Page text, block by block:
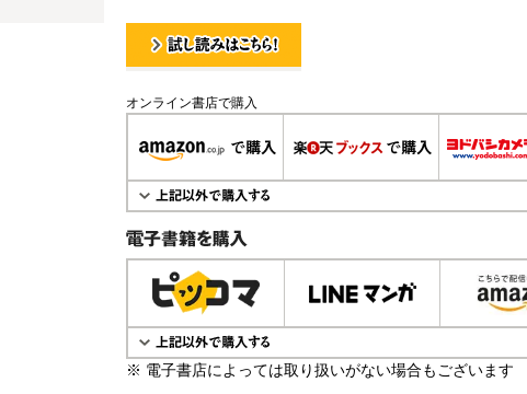
オンライン書店で購入
電子書籍で購入
※ 電子書店によっては取り扱いがない場合もございます